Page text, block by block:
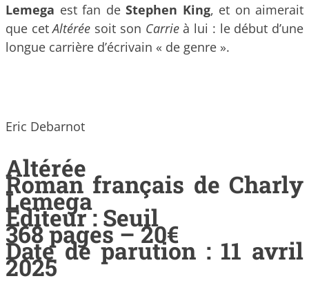
Lemega est fan de Stephen King, et on aimerait
que cetAltérée soit son Carrieà lui : le début d’une
longue carrière d’écrivain « de genre ».
Eric Debarnot
Altérée
Roman français de Charly
Lemega
Editeur : Seuil
368 pages – 20€
Date de parution : 11 avril
2025